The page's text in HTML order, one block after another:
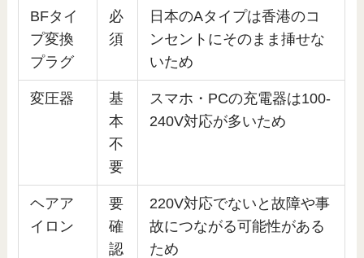
BFタイ
プ変換
プラグ
必
須
日本のAタイプは香港のコ
ンセントにそのまま挿せな
いため
変圧器
基
本
不
要
スマホ・PCの充電器は100-
240V対応が多いため
ヘアア
イロン
要
確
認
220V対応でないと故障や事
故につながる可能性がある
ため